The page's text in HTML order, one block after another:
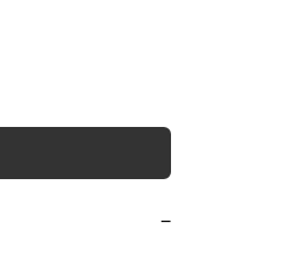
−